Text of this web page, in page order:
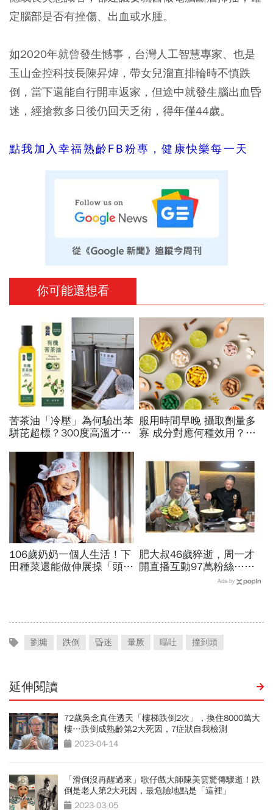
定腦部是否有挫傷、出血或水腫。
如2020年就曾發生憾事，台灣人工智慧專家、也是
玉山金控科技長陳昇煒，帶女兒溜直排輪時不慎跌
倒，當下還能自行開車返家，但途中就發生腦出血昏
迷，經搶救多日後仍回天乏術，得年僅44歲。
點我加入幸福熟齡FB粉專，健康快樂每一天
你可能還想看
苦茶油「冷壓」為何驗出苯
駢芘超標？300度高溫才大
顏宗海籲這件事
服用時間早晚 攝取劑量多
寡 成分對應何種效用？
106歲奶奶一個人生活！下
田種菜還能做伸展操「頭貼
肥大叔46歲猝逝，周一才
開直播互動97萬粉絲…常
連續工作17小時，死因和
Ads by
劉墉 跌倒 昏迷 暈厥 嘔吐 撞到頭
延伸閱讀
72歲吳念真住透天「樓梯跌倒2次」，換住8000萬大
樓…跌倒成熟齡第2大死因，7症狀自我檢測
2023-04-14
「滑倒沒再醒過來」歌仔戲大師陳美雲驚傳驟逝！跌
倒是老人第2大死因，最危險地點是「這裡」
2023-03-05